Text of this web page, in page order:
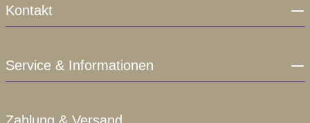
Kontakt
Service & Informationen